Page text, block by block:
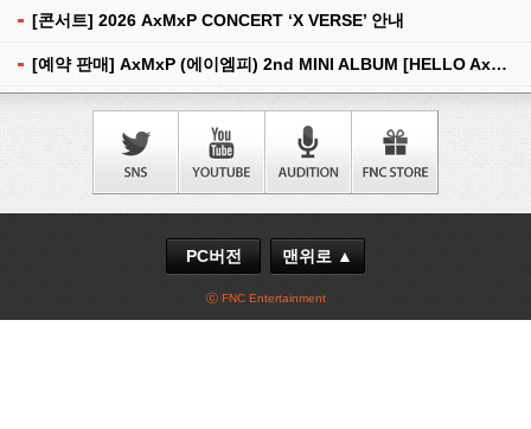
[콘서트] 2026 AxMxP CONCERT ‘X VERSE’ 안내
[예약 판매] AxMxP (에이엠피) 2nd MINI ALBUM [HELLO AxMxP] 예약 판매 안내
PC버전 맨위로 ▲
ⓒ FNC Entertainment